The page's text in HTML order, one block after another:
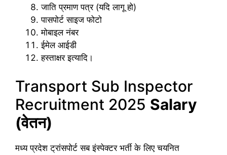
जाति प्रमाण पत्र (यदि लागू हो)
पासपोर्ट साइज फोटो
मोबाइल नंबर
ईमेल आईडी
हस्ताक्षर इत्यादि।
Transport Sub Inspector
Recruitment 2025 Salary
(वेतन)
मध्य प्रदेश ट्रांसपोर्ट सब इंस्पेक्टर भर्ती के लिए चयनित